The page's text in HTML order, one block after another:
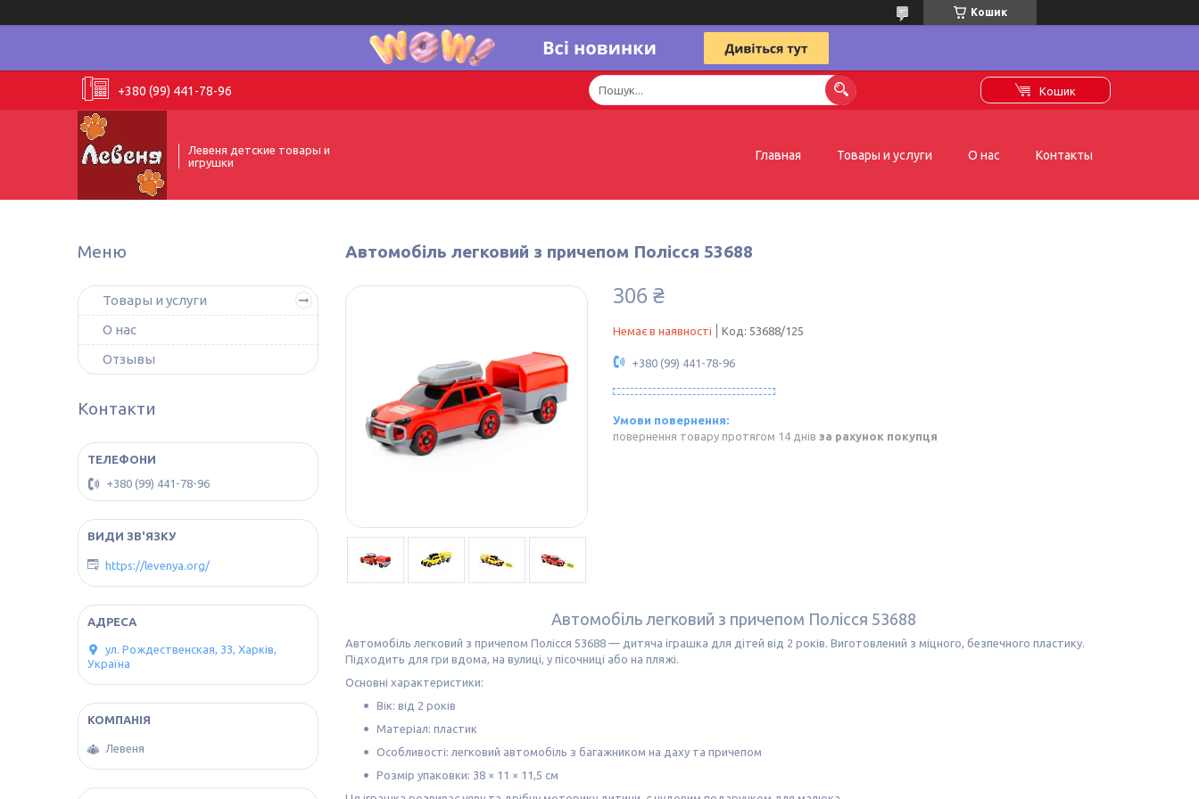
Кошик
+380 (99) 441-78-96 Кошик
Левеня детские товары и
игрушки
Главная Товары и услуги О нас Контакты
Автомобіль легковий з причепом Полісся 53688
306 ₴
Немає в наявності Код: 53688/125
+380 (99) 441-78-96
повернення товару протягом 14 днів за рахунок покупця
Автомобіль легковий з причепом Полісся 53688
Автомобіль легковий з причепом Полісся 53688 — дитяча іграшка для дітей від 2 років. Виготовлений з міцного, безпечного пластику.
Підходить для гри вдома, на вулиці, у пісочниці або на пляжі.
Основні характеристики:
Вік: від 2 років
Матеріал: пластик
Особливості: легковий автомобіль з багажником на даху та причепом
Розмір упаковки: 38 × 11 × 11,5 см
Товары и услуги
О нас
Отзывы
Контакти
+380 (99) 441-78-96
https://levenya.org/
ул. Рождественская, 33, Харків,
Україна
Левеня